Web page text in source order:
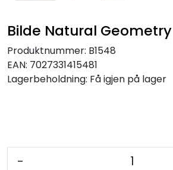
Bilde Natural Geometry
Produktnummer: B1548
EAN: 7027331415481
Lagerbeholdning: Få igjen på lager
-